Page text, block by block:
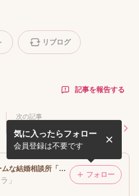
リブログ
記事を報告する
次の記事
婚活と不同意性交渉につい
て ぱーと２
豊島区大塚のアットホームな結婚相談所「マリアージュ・エクラ」
」
気に入ったらフォロー
会員登録は不要です
フォロー